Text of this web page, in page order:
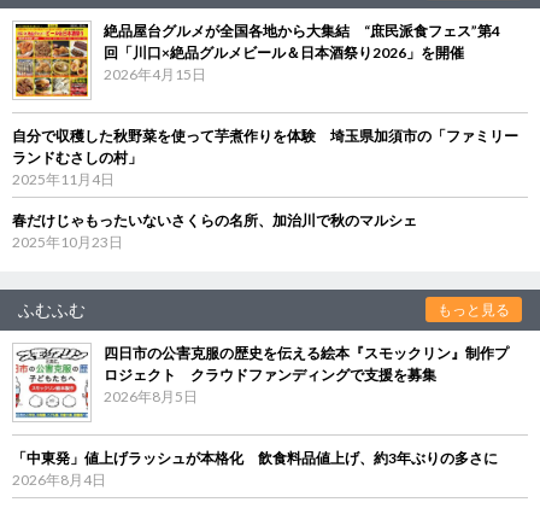
絶品屋台グルメが全国各地から大集結 “庶民派食フェス”第4
回「川口×絶品グルメビール＆日本酒祭り2026」を開催
2026年4月15日
自分で収穫した秋野菜を使って芋煮作りを体験 埼玉県加須市の「ファミリー
ランドむさしの村」
2025年11月4日
春だけじゃもったいないさくらの名所、加治川で秋のマルシェ
2025年10月23日
ふむふむ もっと見る
四日市の公害克服の歴史を伝える絵本『スモックリン』制作プ
ロジェクト クラウドファンディングで支援を募集
2026年8月5日
「中東発」値上げラッシュが本格化 飲食料品値上げ、約3年ぶりの多さに
2026年8月4日